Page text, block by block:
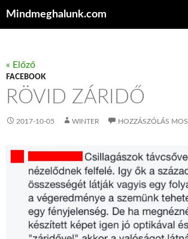
Mindmeghalunk.com
« Előző
FACEBOOK
RÖVID ZÁRIDŐ
2017-10-05 WINTER HOZZÁSZÓLÁS